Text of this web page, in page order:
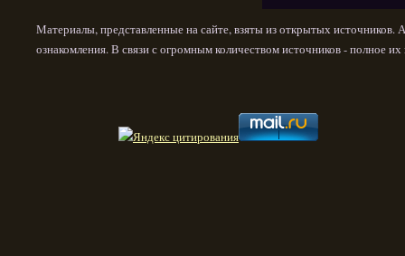
Материалы, представленные на сайте, взяты из открытых
ознакомления. В связи с огромным количеством источников - полное